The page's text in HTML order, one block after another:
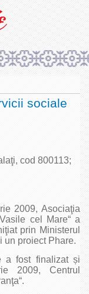
sociale
cod 800113;
2009, Asociaţia
cel Mare“ a
prin Ministerul
un proiect Phare.
a fost finalizat și
2009, Centrul